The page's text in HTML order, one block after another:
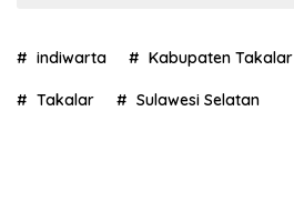
indiwarta Kabupaten Takalar
Takalar Sulawesi Selatan